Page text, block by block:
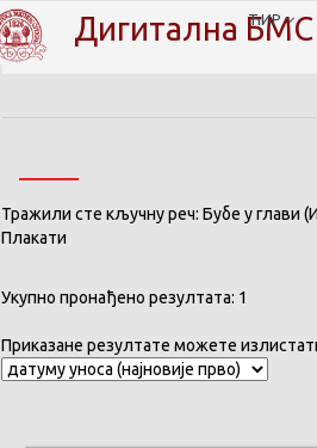
Дигитална БМС
ЋИР
Тражили сте кључну реч: Бубе у глави
Плакати
Укупно пронађено резултата: 1
Приказане резултате можете